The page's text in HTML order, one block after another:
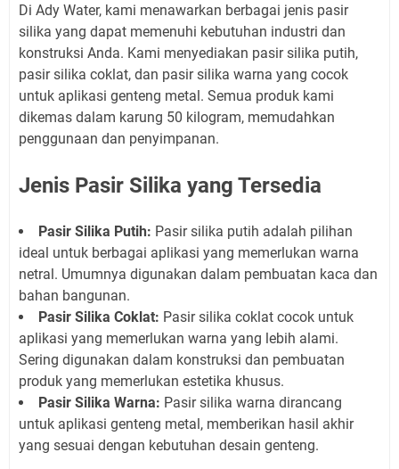
Di Ady Water, kami menawarkan berbagai jenis pasir
silika yang dapat memenuhi kebutuhan industri dan
konstruksi Anda. Kami menyediakan pasir silika putih,
pasir silika coklat, dan pasir silika warna yang cocok
untuk aplikasi genteng metal. Semua produk kami
dikemas dalam karung 50 kilogram, memudahkan
penggunaan dan penyimpanan.
Jenis Pasir Silika yang Tersedia
Pasir Silika Putih: Pasir silika putih adalah pilihan
ideal untuk berbagai aplikasi yang memerlukan warna
netral. Umumnya digunakan dalam pembuatan kaca dan
bahan bangunan.
Pasir Silika Coklat: Pasir silika coklat cocok untuk
aplikasi yang memerlukan warna yang lebih alami.
Sering digunakan dalam konstruksi dan pembuatan
produk yang memerlukan estetika khusus.
Pasir Silika Warna: Pasir silika warna dirancang
untuk aplikasi genteng metal, memberikan hasil akhir
yang sesuai dengan kebutuhan desain genteng.